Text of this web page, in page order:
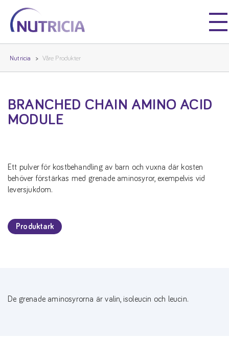
Nutricia
Nutricia
Nutricia Våre Produkter
BRANCHED CHAIN AMINO ACID
MODULE
Ett pulver för kostbehandling av barn och vuxna där kosten
behöver förstärkas med grenade aminosyror, exempelvis vid
leversjukdom.
Produktark
De grenade aminosyrorna är valin, isoleucin och leucin.